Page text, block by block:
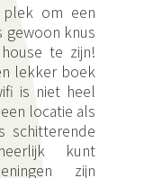
plek om een
gewoon knus
te zijn!
lekker boek
is niet heel
locatie als
schitterende
kunt
zijn